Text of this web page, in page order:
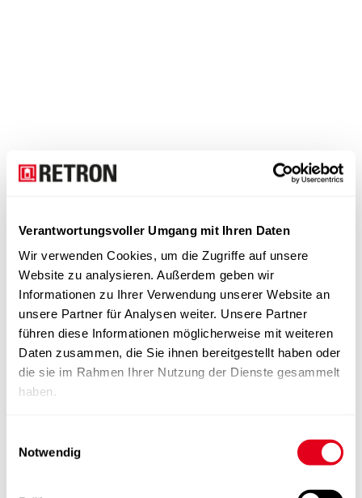
Verantwortungsvoller Umgang mit Ihren Daten
Wir verwenden Cookies, um die Zugriffe auf unsere
Website zu analysieren. Außerdem geben wir
Informationen zu Ihrer Verwendung unserer Website an
unsere Partner für Analysen weiter. Unsere Partner
führen diese Informationen möglicherweise mit weiteren
Daten zusammen, die Sie ihnen bereitgestellt haben oder
die sie im Rahmen Ihrer Nutzung der Dienste gesammelt
haben.
Notwendig